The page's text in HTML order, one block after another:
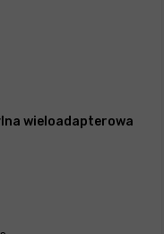
wieloadapterowa